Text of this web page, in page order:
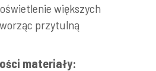
większych
przytulną
materiały: